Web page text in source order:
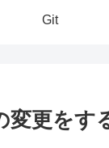
Git
更をす